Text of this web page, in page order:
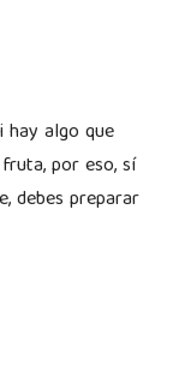
hay algo que
por eso, sí
debes preparar